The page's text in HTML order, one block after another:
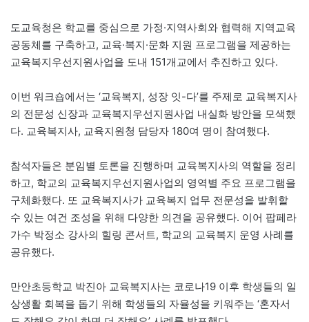
도교육청은 학교를 중심으로 가정·지역사회와 협력해 지역교육
공동체를 구축하고, 교육·복지·문화 지원 프로그램을 제공하는
교육복지우선지원사업을 도내 151개교에서 추진하고 있다.
이번 워크숍에서는 ‘교육복지, 성장 잇-다’를 주제로 교육복지사
의 전문성 신장과 교육복지우선지원사업 내실화 방안을 모색했
다. 교육복지사, 교육지원청 담당자 180여 명이 참여했다.
참석자들은 분임별 토론을 진행하며 교육복지사의 역할을 정리
하고, 학교의 교육복지우선지원사업의 영역별 주요 프로그램을
구체화했다. 또 교육복지사가 교육복지 업무 전문성을 발휘할
수 있는 여건 조성을 위해 다양한 의견을 공유했다. 이어 팝페라
가수 박정소 강사의 힐링 콘서트, 학교의 교육복지 운영 사례를
공유했다.
만안초등학교 박진아 교육복지사는 코로나19 이후 학생들의 일
상생활 회복을 돕기 위해 학생들의 자율성을 키워주는 ‘혼자서